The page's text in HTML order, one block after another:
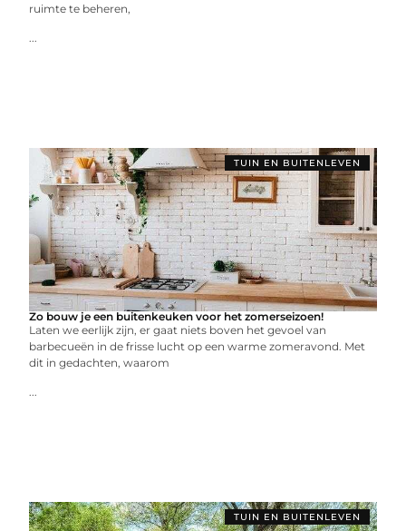
ruimte te beheren,
...
TUIN EN BUITENLEVEN
Zo bouw je een buitenkeuken voor het zomerseizoen!
Laten we eerlijk zijn, er gaat niets boven het gevoel van
barbecueën in de frisse lucht op een warme zomeravond. Met
dit in gedachten, waarom
...
TUIN EN BUITENLEVEN